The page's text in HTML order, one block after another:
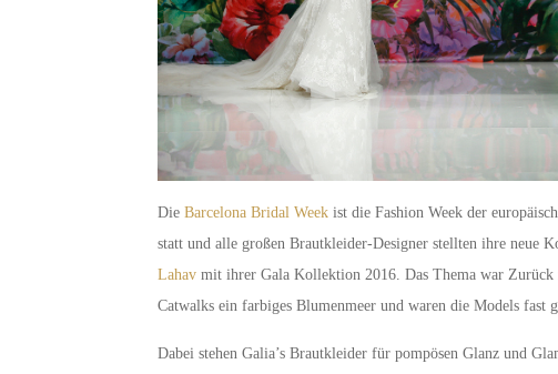
Die Barcelona Bridal Week ist die Fashion Week der
statt und alle großen Brautkleider-Designer stellten ihre neue
Lahav mit ihrer Gala Kollektion 2016. Das Thema war Zurück
Catwalks ein farbiges Blumenmeer und waren die Models fast
Dabei stehen Galia’s Brautkleider für pompösen Glanz und